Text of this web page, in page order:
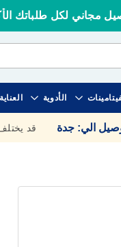
مجاني لكل طلباتك الأكثر من
الأدوية
الي: جدة قد